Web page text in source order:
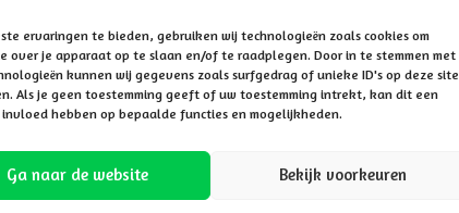
ervaringen te bieden, gebruiken wij technologieën zoals cookies om
over je apparaat op te slaan en/of te raadplegen. Door in te stemmen met
kunnen wij gegevens zoals surfgedrag of unieke ID's op deze site
Als je geen toestemming geeft of uw toestemming intrekt, kan dit een
hebben op bepaalde functies en mogelijkheden.
Ga naar de website Bekijk voorkeuren
in samenwerking met de
in het water zou vallen, maar wat hebben we
de zon gezien en hebben de kinderen ontzettend